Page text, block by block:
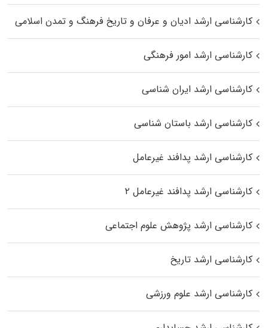
کارشناسی ارشد ادیان و عرفان و تاریخ فرهنگ و تمدن اسلامی
کارشناسی ارشد امور فرهنگی
کارشناسی ارشد ایران شناسی
کارشناسی ارشد باستان شناسی
کارشناسی ارشد پدافند غیرعامل
کارشناسی ارشد پدافند غیرعامل ۲
کارشناسی ارشد پژوهش علوم اجتماعی
کارشناسی ارشد تاریخ
کارشناسی ارشد علوم ورزشی